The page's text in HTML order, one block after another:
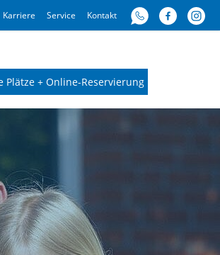
Karriere Service Kontakt
Plätze + Online-Reservierung